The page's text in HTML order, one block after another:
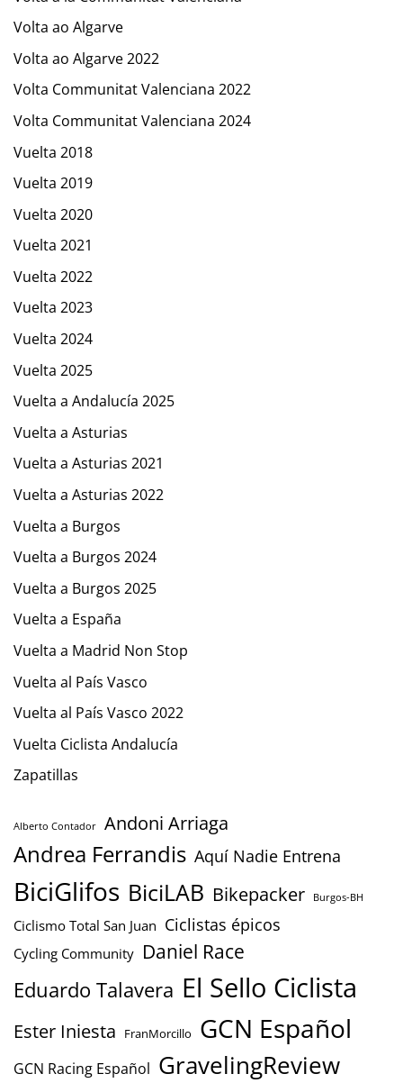
Volta ao Algarve
Volta ao Algarve 2022
Volta Communitat Valenciana 2022
Volta Communitat Valenciana 2024
Vuelta 2018
Vuelta 2019
Vuelta 2020
Vuelta 2021
Vuelta 2022
Vuelta 2023
Vuelta 2024
Vuelta 2025
Vuelta a Andalucía 2025
Vuelta a Asturias
Vuelta a Asturias 2021
Vuelta a Asturias 2022
Vuelta a Burgos
Vuelta a Burgos 2024
Vuelta a Burgos 2025
Vuelta a España
Vuelta a Madrid Non Stop
Vuelta al País Vasco
Vuelta al País Vasco 2022
Vuelta Ciclista Andalucía
Zapatillas
Alberto Contador Andoni Arriaga
Andrea Ferrandis Aquí Nadie Entrena
BiciGlifos BiciLAB Bikepacker Burgos-BH
Ciclismo Total San Juan Ciclistas épicos
Cycling Community Daniel Race
Eduardo Talavera El Sello Ciclista
Ester Iniesta FranMorcillo GCN Español
GCN Racing Español GravelingReview